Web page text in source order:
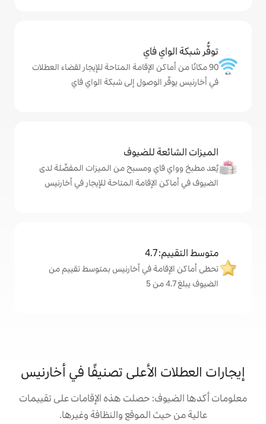
الإقامة المتاحة للإيجار لقضاء العطلات
إلى شبكة الواي فاي
ومسبح من الميزات المفضّلة لدى
المتاحة للإيجار في أخارنيس
في أخارنيس بمتوسط تقييم من
الأعلى تصنيفًا في أخارنيس
حصلت هذه الإقامات على تقييمات
الموقع والنظافة وغيرها.